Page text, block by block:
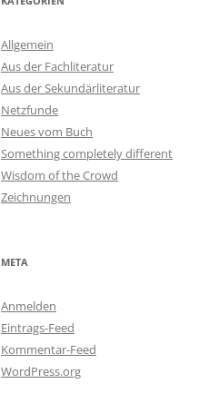
Allgemein
Aus der Fachliteratur
Aus der Sekundärliteratur
Netzfunde
Neues vom Buch
Something completely different
Wisdom of the Crowd
Zeichnungen
META
Anmelden
Eintrags-Feed
Kommentar-Feed
WordPress.org